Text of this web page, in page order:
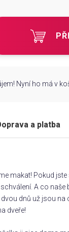
Nyní ho má v
a platba
makat! Pokud
A co naše
dnů už jsou na
dveře!